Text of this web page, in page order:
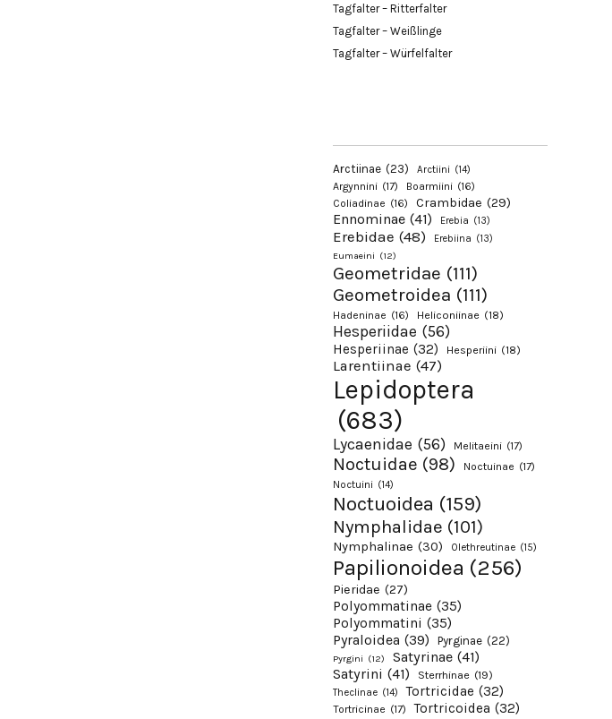
Tagfalter – Ritterfalter
Tagfalter – Weißlinge
Tagfalter – Würfelfalter
Arctiinae (23) Arctiini (14)
Argynnini (17) Boarmiini (16)
Coliadinae (16) Crambidae (29)
Ennominae (41) Erebia (13)
Erebidae (48) Erebiina (13)
Eumaeini (12)
Geometridae (111)
Geometroidea (111)
Hadeninae (16) Heliconiinae (18)
Hesperiidae (56)
Hesperiinae (32) Hesperiini (18)
Larentiinae (47)
Lepidoptera
(683)
Lycaenidae (56) Melitaeini (17)
Noctuidae (98) Noctuinae (17)
Noctuini (14)
Noctuoidea (159)
Nymphalidae (101)
Nymphalinae (30) Olethreutinae (15)
Papilionoidea (256)
Pieridae (27)
Polyommatinae (35)
Polyommatini (35)
Pyraloidea (39) Pyrginae (22)
Pyrgini (12) Satyrinae (41)
Satyrini (41) Sterrhinae (19)
Theclinae (14) Tortricidae (32)
Tortricinae (17) Tortricoidea (32)